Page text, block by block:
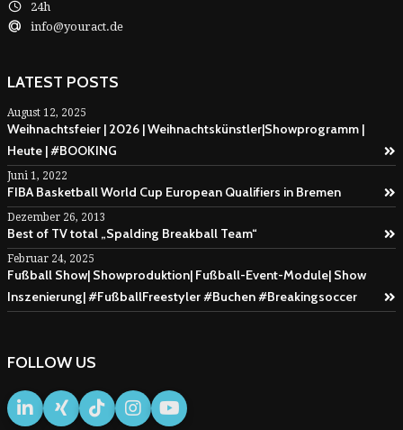
24h
info@youract.de
LATEST POSTS
August 12, 2025
Weihnachtsfeier | 2026 | Weihnachtskünstler|Showprogramm |
Heute | #BOOKING
Juni 1, 2022
FIBA Basketball World Cup European Qualifiers in Bremen
Dezember 26, 2013
Best of TV total „Spalding Breakball Team“
Februar 24, 2025
Fußball Show| Showproduktion| Fußball-Event-Module| Show
Inszenierung| #FußballFreestyler #Buchen #Breakingsoccer
FOLLOW US